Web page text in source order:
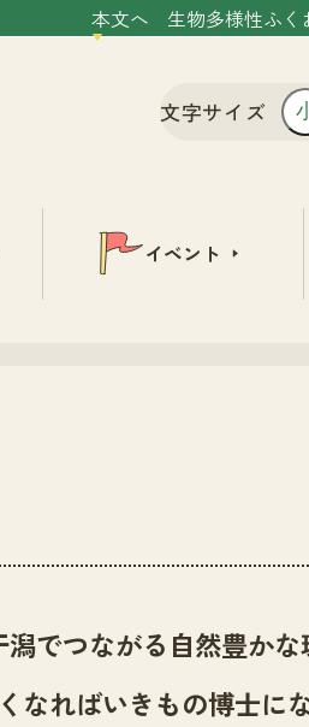
本文へ 生物多様性ふ
文字サイズ
イベント
でつながる自然豊かな
なればいきもの博士に